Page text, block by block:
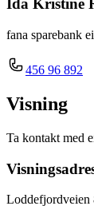
Ida Kristine
fana sparebank
456 96 892
Visning
Ta kontakt med
Loddefjordveien